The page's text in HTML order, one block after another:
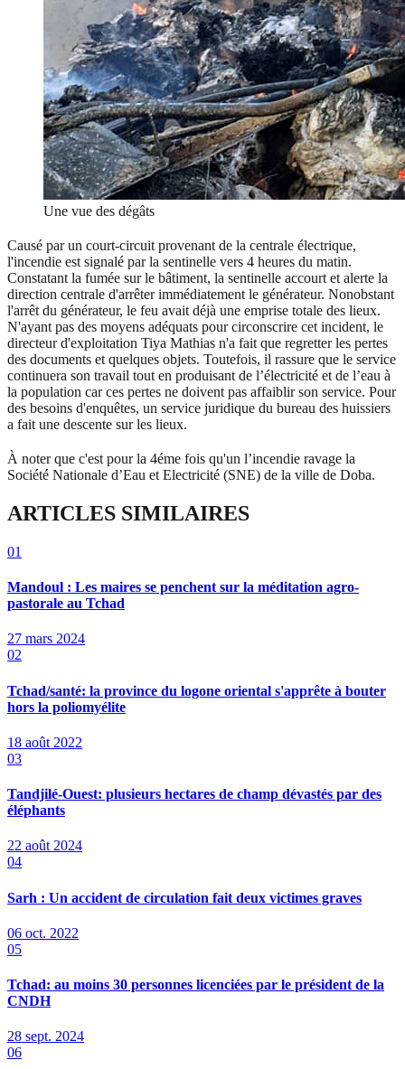
Une vue des dégâts
Causé par un court-circuit provenant de la centrale électrique,
l'incendie est signalé par la sentinelle vers 4 heures du matin.
Constatant la fumée sur le bâtiment, la sentinelle accourt et alerte la
direction centrale d'arrêter immédiatement le générateur. Nonobstant
l'arrêt du générateur, le feu avait déjà une emprise totale des lieux.
N'ayant pas des moyens adéquats pour circonscrire cet incident, le
directeur d'exploitation Tiya Mathias n'a fait que regretter les pertes
des documents et quelques objets. Toutefois, il rassure que le service
continuera son travail tout en produisant de l’électricité et de l’eau à
la population car ces pertes ne doivent pas affaiblir son service. Pour
des besoins d'enquêtes, un service juridique du bureau des huissiers
a fait une descente sur les lieux.
À noter que c'est pour la 4éme fois qu'un l’incendie ravage la
Société Nationale d’Eau et Electricité (SNE) de la ville de Doba.
ARTICLES SIMILAIRES
01
Mandoul : Les maires se penchent sur la méditation agro-
pastorale au Tchad
27 mars 2024
02
Tchad/santé: la province du logone oriental s'apprête à bouter
hors la poliomyélite
18 août 2022
03
Tandjilé-Ouest: plusieurs hectares de champ dévastés par des
éléphants
22 août 2024
04
Sarh : Un accident de circulation fait deux victimes graves
06 oct. 2022
05
Tchad: au moins 30 personnes licenciées par le président de la
CNDH
28 sept. 2024
06